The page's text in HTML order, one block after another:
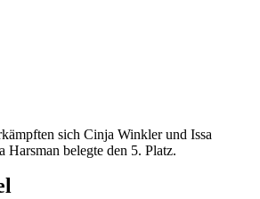
sich Cinja Winkler und Issa
Harsman belegte den 5. Platz.